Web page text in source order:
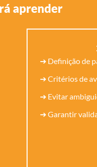
aprender
➔ Definição de
➔ Critérios de
➔ Evitar
➔ Garantir